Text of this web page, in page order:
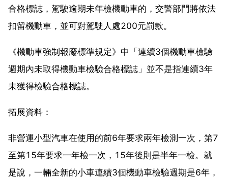
合格標誌，駕駛逾期未年檢機動車的，交警部門將依法
扣留機動車，並可對駕駛人處200元罰款。
《機動車強制報廢標準規定》中「連續3個機動車檢驗
週期內未取得機動車檢驗合格標誌」並不是指連續3年
未獲得檢驗合格標誌。
拓展資料：
非營運小型汽車在使用的前6年要求兩年檢測一次，第7
至第15年要求一年檢一次，15年後則是半年一檢。就
是說，一輛全新的小車連續3個機動車檢驗週期是6年，